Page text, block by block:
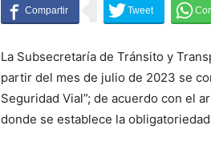
La Subsecretaría de Tránsito y
partir del mes de julio de 2023 se
Seguridad Vial”; de acuerdo con el
donde se establece la